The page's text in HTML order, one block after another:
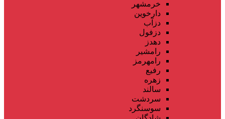
خرمشهر
دارخوین
دزآب
دزفول
دهدز
رامشیر
رامهرمز
رفیع
زهره
سالند
سردشت
سوسنگرد